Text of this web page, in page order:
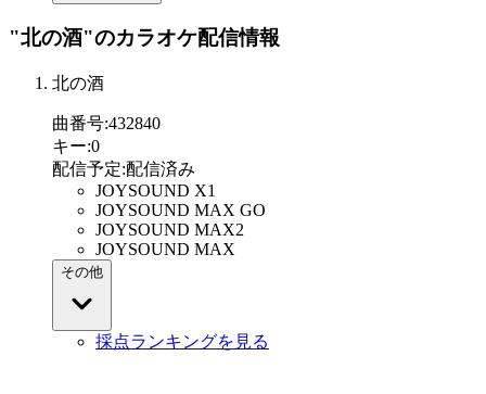
"北の酒"のカラオケ配信情報
北の酒
曲番号:432840
キー:0
配信予定:配信済み
JOYSOUND X1
JOYSOUND MAX GO
JOYSOUND MAX2
JOYSOUND MAX
その他
採点ランキングを見る